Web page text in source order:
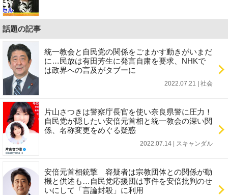
話題の記事
統一教会と自民党の関係をごまかす動きがいまだ
に…民放は有田芳生に発言自粛を要求、NHKで
は政界への言及がタブーに
2022.07.21 | 社会
片山さつきは警察庁長官を使い奈良県警に圧力！
自民党が隠したい安倍元首相と統一教会の深い関
係、名称変更をめぐる疑惑
2022.07.14 | スキャンダル
安倍元首相銃撃 容疑者は宗教団体との関係が動
機と供述も…自民党応援団は事件を安倍批判のせ
いにして「言論封殺」に利用